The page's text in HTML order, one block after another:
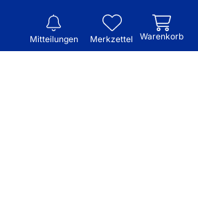
Mitteilungen Merkzettel Warenkorb